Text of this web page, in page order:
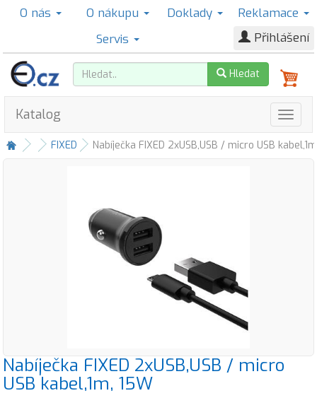
O nás O nákupu Doklady
Reklamace
Servis
Přihlášení
Hledat
Katalog
FIXED Nabíječka FIXED 2xUSB,USB / micro USB
Nabíječka FIXED 2xUSB,USB / micro
USB kabel,1m, 15W